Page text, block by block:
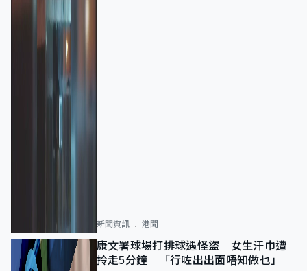
新聞資訊 港聞
康文署球場打排球遇怪盜 女生汗巾遭
拎走5分鐘 「行咗出出面唔知做乜」